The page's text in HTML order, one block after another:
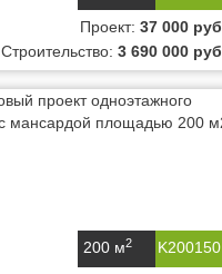
Проект: 37 000 руб
Строительство: 3 690 000 руб
K200150
200 м2